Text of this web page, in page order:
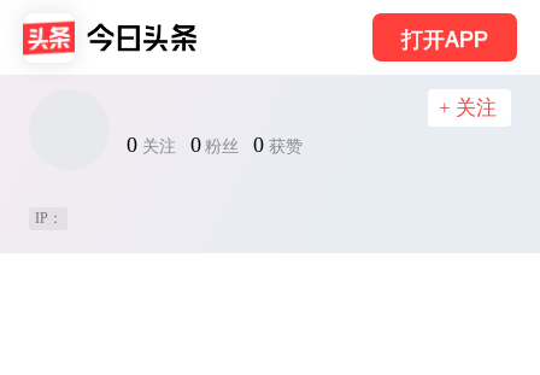
打开APP
0 关注 0 粉丝 0 获赞
+ 关注
IP：